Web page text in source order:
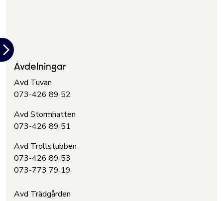
Avdelningar
Avd Tuvan
073-426 89 52
Avd Stormhatten
073-426 89 51
Avd Trollstubben
073-426 89 53
073-773 79 19
Avd Trädgården